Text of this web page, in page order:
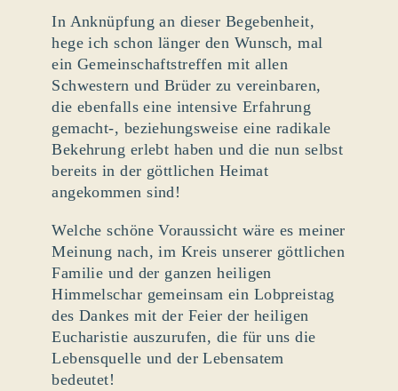
In Anknüpfung an dieser Begebenheit,
hege ich schon länger den Wunsch, mal
ein Gemeinschaftstreffen mit allen
Schwestern und Brüder zu vereinbaren,
die ebenfalls eine intensive Erfahrung
gemacht-, beziehungsweise eine radikale
Bekehrung erlebt haben und die nun selbst
bereits in der göttlichen Heimat
angekommen sind!
Welche schöne Voraussicht wäre es meiner
Meinung nach, im Kreis unserer göttlichen
Familie und der ganzen heiligen
Himmelschar gemeinsam ein Lobpreistag
des Dankes mit der Feier der heiligen
Eucharistie auszurufen, die für uns die
Lebensquelle und der Lebensatem
bedeutet!